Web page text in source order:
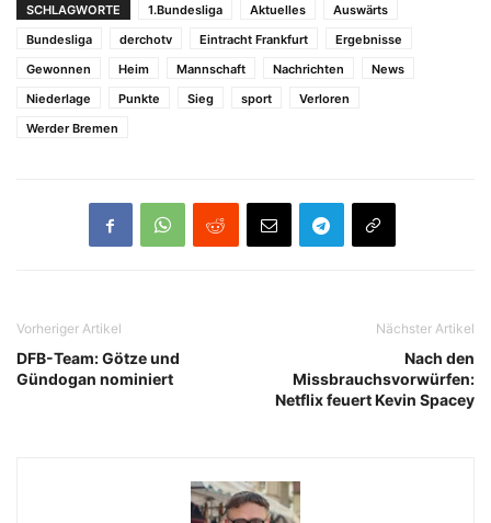
SCHLAGWORTE 1.Bundesliga Aktuelles
Auswärts
Bundesliga
derchotv Eintracht Frankfurt
Ergebnisse
Gewonnen
Heim Mannschaft Nachrichten
News
Niederlage
Punkte Sieg sport
Verloren
Werder Bremen
Vorheriger Artikel
DFB-Team: Götze und
Gündogan nominiert
Nächster Artikel
Nach den
Missbrauchsvorwürfen:
Netflix feuert Kevin Spacey